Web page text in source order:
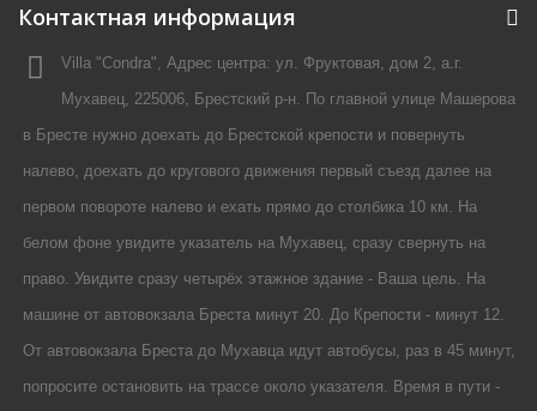
Контактная информация
Villa "Condra", Адрес центра: ул. Фруктовая, дом 2, а.г.
Мухавец, 225006, Брестский р-н. По главной улице Машерова
в Бресте нужно доехать до Брестской крепости и повернуть
налево, доехать до кругового движения первый съезд далее на
первом повороте налево и ехать прямо до столбика 10 км. На
белом фоне увидите указатель на Мухавец, сразу свернуть на
право. Увидите сразу четырёх этажное здание - Ваша цель. На
машине от автовокзала Бреста минут 20. До Крепости - минут 12.
От автовокзала Бреста до Мухавца идут автобусы, раз в 45 минут,
попросите остановить на трассе около указателя. Время в пути -